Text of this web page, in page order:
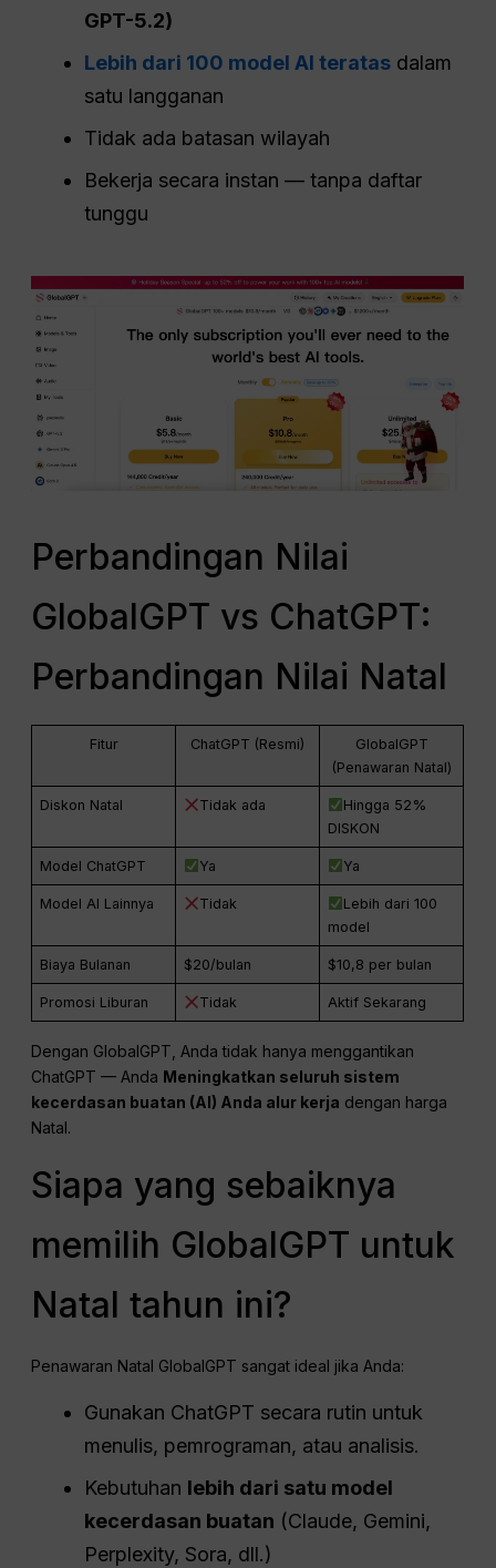
GPT-5.2)
Lebih dari 100 model AI teratas dalam
satu langganan
Tidak ada batasan wilayah
Bekerja secara instan — tanpa daftar
tunggu
Perbandingan Nilai
GlobalGPT vs ChatGPT:
Perbandingan Nilai Natal
Fitur ChatGPT (Resmi)
GlobalGPT
(Penawaran Natal)
Diskon Natal Tidak ada
Hingga 52%
DISKON
Model ChatGPT Ya Ya
Model AI Lainnya Tidak
Lebih dari 100
model
Biaya Bulanan $20/bulan $10,8 per bulan
Promosi Liburan Tidak Aktif Sekarang
Dengan GlobalGPT, Anda tidak hanya menggantikan
ChatGPT — Anda Meningkatkan seluruh sistem
kecerdasan buatan (AI) Anda alur kerja dengan harga
Natal.
Siapa yang sebaiknya
memilih GlobalGPT untuk
Natal tahun ini?
Penawaran Natal GlobalGPT sangat ideal jika Anda:
Gunakan ChatGPT secara rutin untuk
menulis, pemrograman, atau analisis.
Kebutuhan lebih dari satu model
kecerdasan buatan (Claude, Gemini,
Perplexity, Sora, dll.)